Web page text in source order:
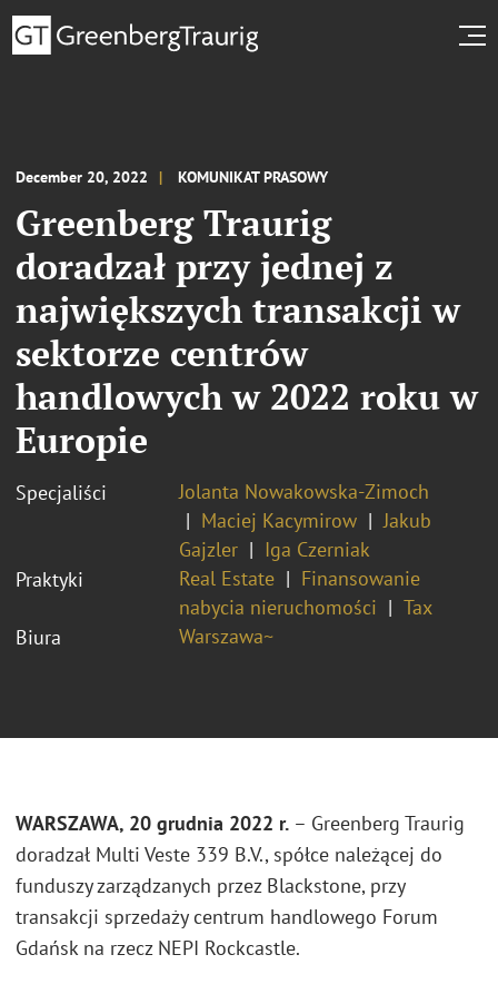
December 20, 2022 KOMUNIKAT PRASOWY
Greenberg Traurig
doradzał przy jednej z
największych transakcji w
sektorze centrów
handlowych w 2022 roku w
Europie
Specjaliści
Jolanta Nowakowska-Zimoch
Maciej Kacymirow
Jakub
Gajzler
Iga Czerniak
Praktyki
Real Estate
Finansowanie
nabycia nieruchomości
Tax
Biura
Warszawa~
WARSZAWA, 20 grudnia 2022 r. – Greenberg Traurig
doradzał Multi Veste 339 B.V., spółce należącej do
funduszy zarządzanych przez Blackstone, przy
transakcji sprzedaży centrum handlowego Forum
Gdańsk na rzecz NEPI Rockcastle.